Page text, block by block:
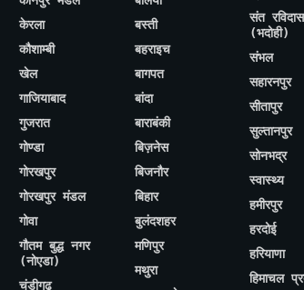
केरला
कौशाम्बी
खेल
गाजियाबाद
गुजरात
गोण्डा
गोरखपुर
गोरखपुर मंडल
गोवा
गौतम बुद्ध नगर
(नोएडा)
चंडीगढ़
बस्ती
बहराइच
बागपत
बांदा
बाराबंकी
बिज़नेस
बिजनौर
बिहार
बुलंदशहर
मणिपुर
मथुरा
संत
(भदोही)
संभल
सहारनपुर
सीतापुर
सुल्तानपुर
सोनभद्र
स्वास्थ्य
हमीरपुर
हरदोई
हरियाणा
हिमाचल